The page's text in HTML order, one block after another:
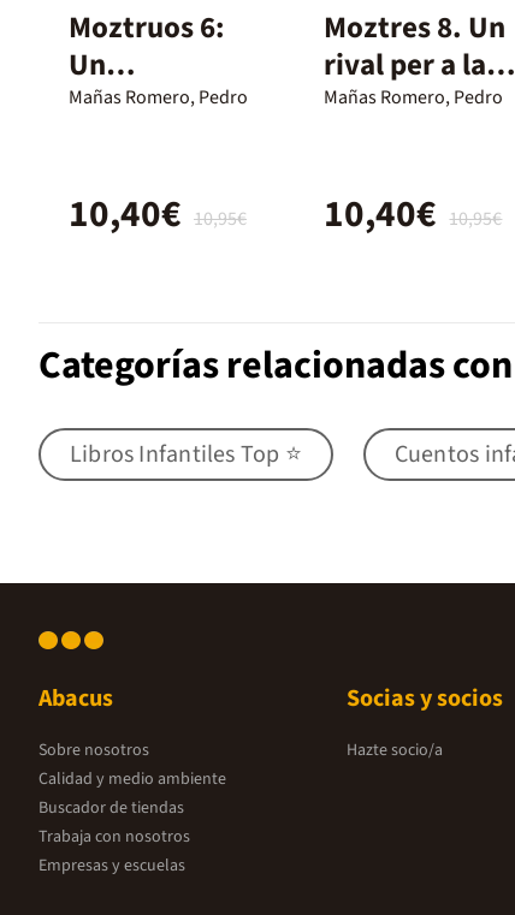
Moztruos 6:
Un
cumpleaños
Mañas Romero, Pedro
10,95€
10,40€
Moztres 8. Un
rival per a la
Franny
Mañas Romero, Pedro
10,95€
10,40€
Categorías relacionadas
Libros Infantiles Top ⭐ Cuentos
Abacus
Sobre nosotros
Calidad y medio ambiente
Buscador de tiendas
Trabaja con nosotros
Empresas y escuelas
Socias y socios
Hazte socio/a